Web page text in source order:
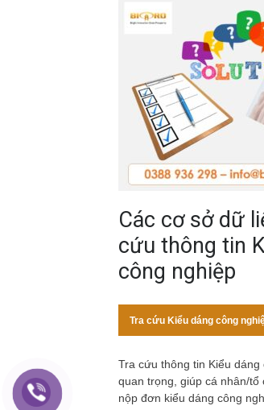
Các cơ sở dữ
cứu thông tin
công nghiệp
Tra cứu Kiểu dáng công
Tra cứu thông tin Kiểu
quan trọng, giúp cá nhân/tổ
nộp đơn kiểu dáng công